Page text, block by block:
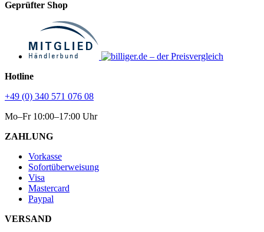
Geprüfter Shop
Hotline
+49 (0) 340 571 076 08
Mo–Fr 10:00–17:00 Uhr
ZAHLUNG
Vorkasse
Sofortüberweisung
Visa
Mastercard
Paypal
VERSAND